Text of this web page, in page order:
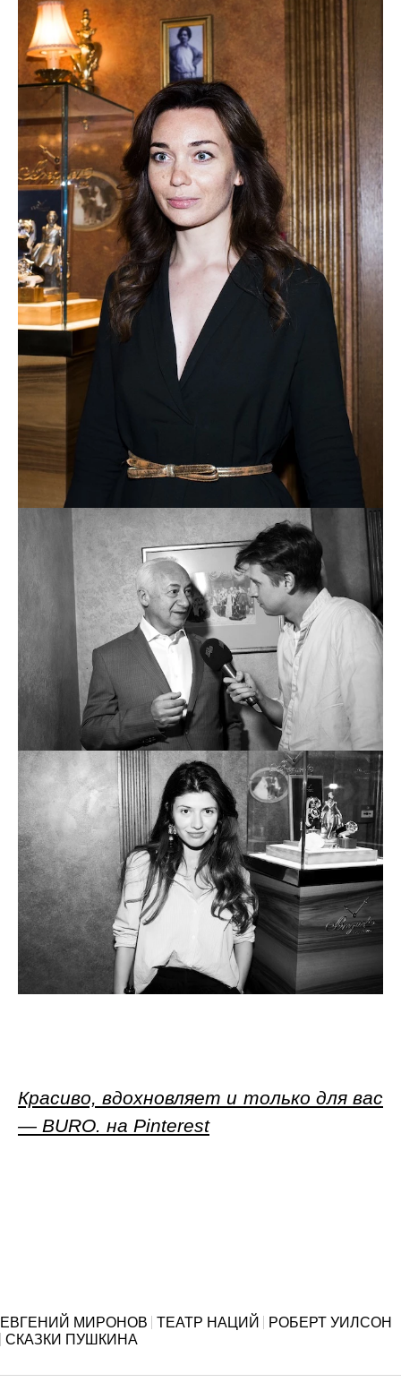
Красиво, вдохновляет и только для вас
— BURO. на Pinterest
ЕВГЕНИЙ МИРОНОВ ТЕАТР НАЦИЙ
РОБЕРТ УИЛСОН
СКАЗКИ ПУШКИНА